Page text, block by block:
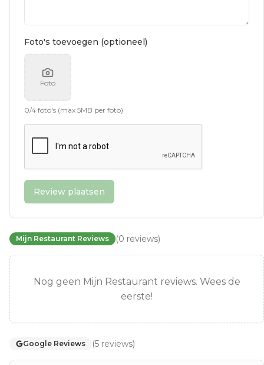
Foto's toevoegen (optioneel)
Foto
0/4 foto's (max 5MB per foto)
Review plaatsen
Mijn Restaurant Reviews (0 reviews)
Nog geen Mijn Restaurant reviews. Wees de
eerste!
Google Reviews (5 reviews)